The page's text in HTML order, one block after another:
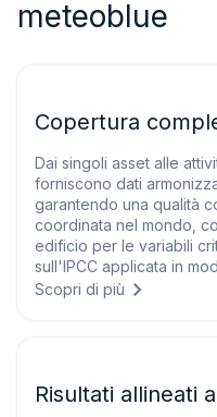
meteoblue
Copertura
Dai singoli asset alle
forniscono dati
garantendo una qualità
coordinata nel mondo,
edificio per le variabili
sull'IPCC applicata in
Scopri di più
Risultati allineati